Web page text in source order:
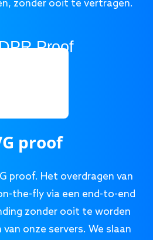
zonder ooit te vertragen.
proof
proof. Het overdragen van
the-fly via een end-to-end
zonder ooit te worden
onze servers. We slaan